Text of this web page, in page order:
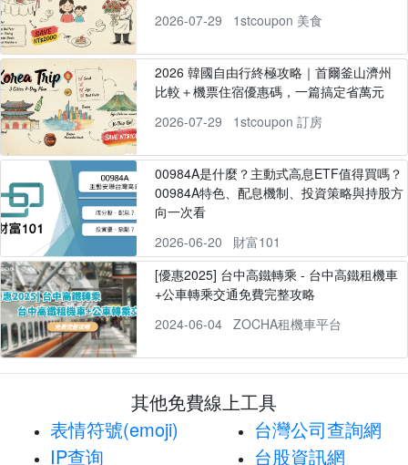
2026-07-29
1stcoupon 美食
2026 韓國自由行終極攻略｜首爾釜山濟州
比較＋機票住宿優惠碼，一篇搞定省萬元
2026-07-29
1stcoupon 訂房
00984A是什麼？主動式高息ETF值得買嗎？
00984A特色、配息機制、投資策略與持股方
向一次看
2026-06-20
財富101
[優惠2025] 台中高鐵轉乘 - 台中高鐵租機車
+公車轉乘交通免費完整攻略
2024-06-04
ZOCHA租機車平台
其他免費線上工具
表情符號(emoji)
IP查询
台灣公司查詢網
台股資訊網